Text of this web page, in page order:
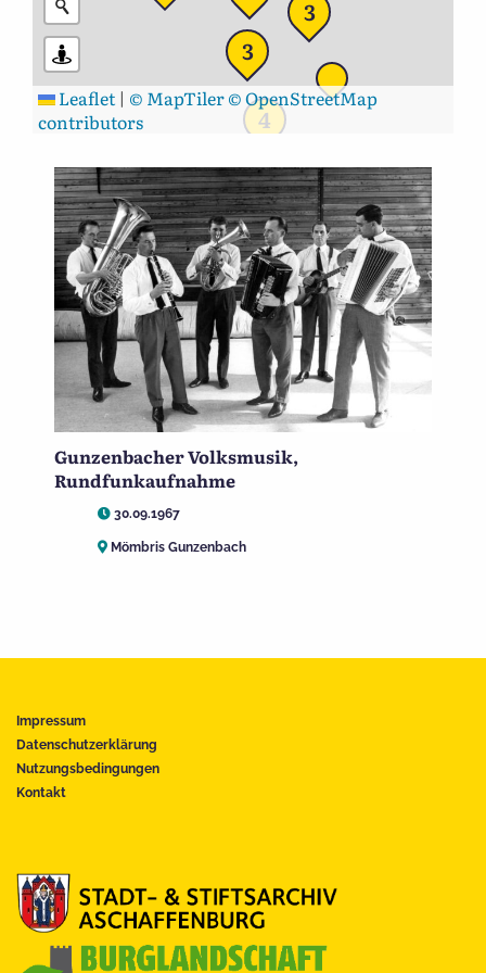
3
4
3
Leaflet | © MapTiler© OpenStreetMap
contributors
Gunzenbacher Volksmusik,
Rundfunkaufnahme
30.09.1967
Mömbris Gunzenbach
Impressum
Datenschutzerklärung
Nutzungsbedingungen
Kontakt